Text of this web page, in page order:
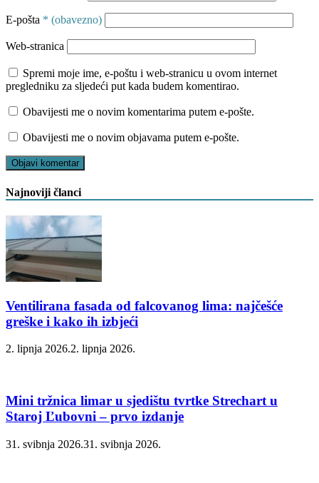
E-pošta * (obavezno)
Web-stranica
Spremi moje ime, e-poštu i web-stranicu u ovom internet
pregledniku za sljedeći put kada budem komentirao.
Obavijesti me o novim komentarima putem e-pošte.
Obavijesti me o novim objavama putem e-pošte.
Najnoviji članci
Ventilirana fasada od falcovanog lima: najčešće
greške i kako ih izbjeći
2. lipnja 2026.2. lipnja 2026.
Mini tržnica limar u sjedištu tvrtke Strechart u
Staroj Ľubovni – prvo izdanje
31. svibnja 2026.31. svibnja 2026.